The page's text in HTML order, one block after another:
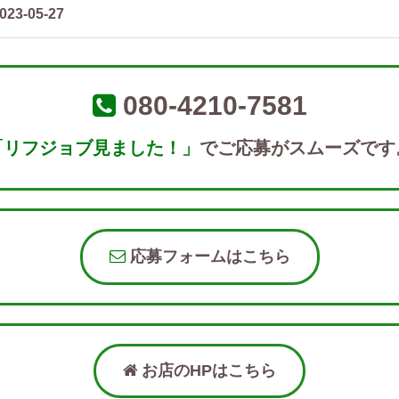
05-27
080-4210-7581
リフジョブ見ました！」 でご応募がスムーズです
応募フォームはこちら
お店のHPはこちら